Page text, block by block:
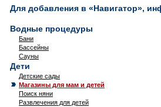
Для добавления в «Навигатор»,
Водные процедуры
Бани
Бассейны
Сауны
Дети
Детские сады
Магазины для мам и детей
Поиск няни
Развлечения для детей